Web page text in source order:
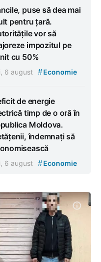
puse să dea mai
pentru țară.
vor să
impozitul pe
cu 50%
6 august #Economie
de energie
timp de o oră în
Moldova.
îndemnați să
6 august #Economie